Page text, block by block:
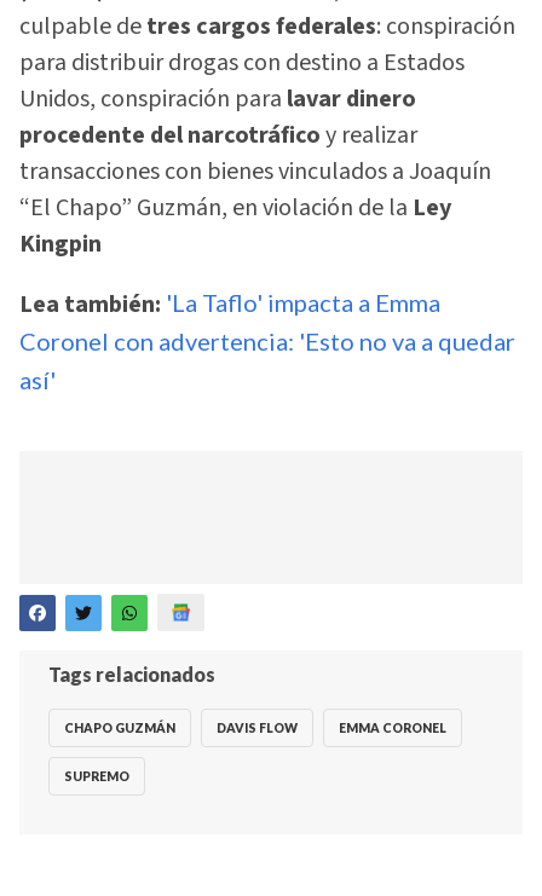
culpable detres cargos federales: conspiración
para distribuir drogas con destino a Estados
Unidos, conspiración para lavar dinero
procedente del narcotráficoy realizar
transacciones con bienes vinculados a Joaquín
“El Chapo” Guzmán, en violación de la Ley
Kingpin
Lea también: 'La Taflo' impacta a Emma
Coronel con advertencia: 'Esto no va a quedar
así'
Tags relacionados
CHAPO GUZMÁN DAVIS FLOW EMMA CORONEL
SUPREMO